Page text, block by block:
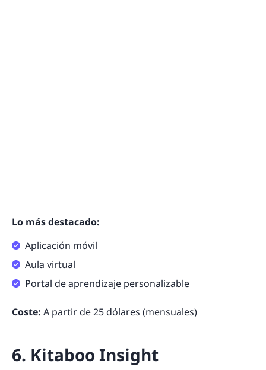
Lo más destacado:
Aplicación móvil
Aula virtual
Portal de aprendizaje personalizable
Coste: A partir de 25 dólares (mensuales)
6. Kitaboo Insight